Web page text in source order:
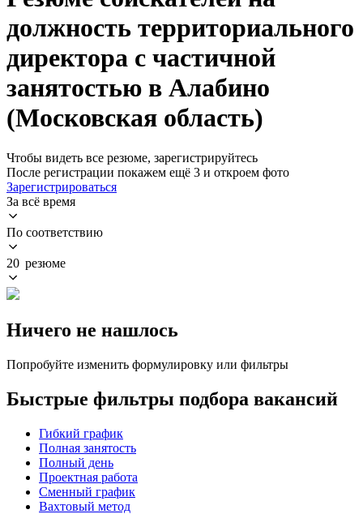
должность территориального
директора с частичной
занятостью в Алабино
(Московская область)
Чтобы видеть все резюме, зарегистрируйтесь
После регистрации покажем ещё 3 и откроем фото
Зарегистрироваться
За всё время
По соответствию
20 резюме
Ничего не нашлось
Попробуйте изменить формулировку или фильтры
Быстрые фильтры подбора вакансий
Гибкий график
Полная занятость
Полный день
Проектная работа
Сменный график
Вахтовый метод